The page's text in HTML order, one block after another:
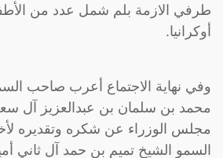
طرفي الازمة بلم شمل عدد من
أوكرانيا.
وفي نهاية الاجتماع أعرب صاحب
محمد بن سلمان بن عبدالعزيز آل
مجلس الوزراء عن شكره وتقديره
السمو الشيخ تميم بن حمد آل ثاني